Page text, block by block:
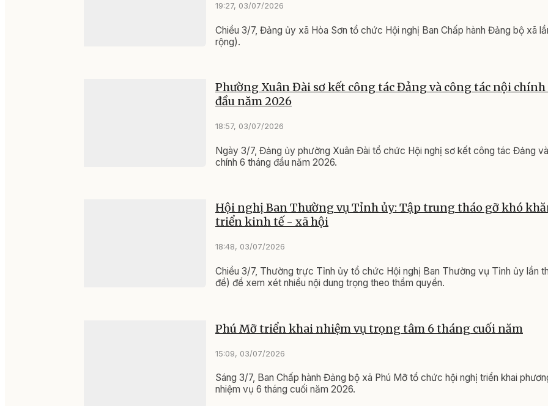
19:27, 03/07/2026
Chiều 3/7, Đảng ủy xã Hòa Sơn tổ chức Hội nghị Ban Chấp hành Đảng bộ xã
rộng).
Phường Xuân Đài sơ kết công tác Đảng và công tác nội
đầu năm 2026
18:57, 03/07/2026
Ngày 3/7, Đảng ủy phường Xuân Đài tổ chức Hội nghị sơ kết công tác Đảng
chính 6 tháng đầu năm 2026.
Hội nghị Ban Thường vụ Tỉnh ủy: Tập trung tháo gỡ khó
triển kinh tế - xã hội
18:48, 03/07/2026
Chiều 3/7, Thường trực Tỉnh ủy tổ chức Hội nghị Ban Thường vụ Tỉnh ủy lần
đề) để xem xét nhiều nội dung trọng theo thẩm quyền.
Phú Mỡ triển khai nhiệm vụ trọng tâm 6 tháng cuối năm
15:09, 03/07/2026
Sáng 3/7, Ban Chấp hành Đảng bộ xã Phú Mỡ tổ chức hội nghị triển khai
nhiệm vụ 6 tháng cuối năm 2026.